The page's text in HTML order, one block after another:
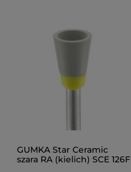
GUMKA Star Ceramic
szara RA (kielich) SCE 126F